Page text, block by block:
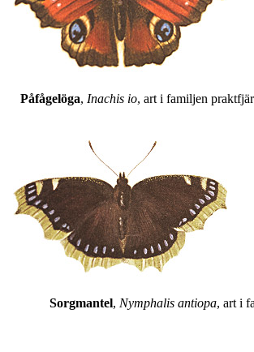
Påfågelöga, Inachis io, art i familjen
Sorgmantel, Nymphalis antiopa, art i